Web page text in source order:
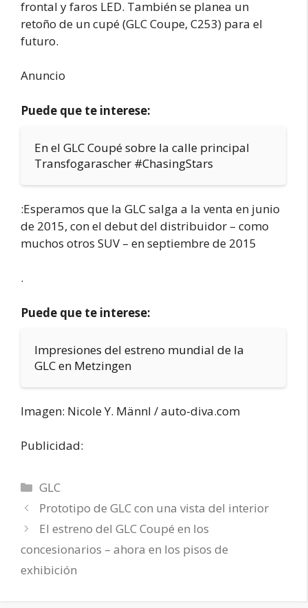
frontal y faros LED. También se planea un
retoño de un cupé (GLC Coupe, C253) para el
futuro.
Anuncio
Puede que te interese:
En el GLC Coupé sobre la calle principal
Transfogarascher #ChasingStars
:Esperamos que la GLC salga a la venta en junio
de 2015, con el debut del distribuidor – como
muchos otros SUV – en septiembre de 2015
.
Puede que te interese:
Impresiones del estreno mundial de la
GLC en Metzingen
Imagen: Nicole Y. Männl / auto-diva.com
Publicidad:
Categorías
GLC
Prototipo de GLC con una vista del interior
El estreno del GLC Coupé en los
concesionarios – ahora en los pisos de
exhibición